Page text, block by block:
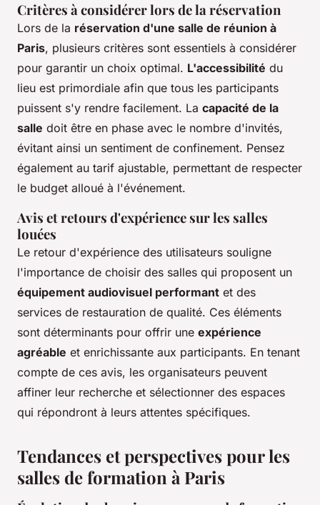
Critères à considérer lors de la réservation
Lors de la réservation d'une salle de réunion à
Paris, plusieurs critères sont essentiels à considérer
pour garantir un choix optimal. L'accessibilité du
lieu est primordiale afin que tous les participants
puissent s'y rendre facilement. La capacité de la
salle doit être en phase avec le nombre d'invités,
évitant ainsi un sentiment de confinement. Pensez
également au tarif ajustable, permettant de respecter
le budget alloué à l'événement.
Avis et retours d'expérience sur les salles
louées
Le retour d'expérience des utilisateurs souligne
l'importance de choisir des salles qui proposent un
équipement audiovisuel performant et des
services de restauration de qualité. Ces éléments
sont déterminants pour offrir une expérience
agréable et enrichissante aux participants. En tenant
compte de ces avis, les organisateurs peuvent
affiner leur recherche et sélectionner des espaces
qui répondront à leurs attentes spécifiques.
Tendances et perspectives pour les
salles de formation à Paris